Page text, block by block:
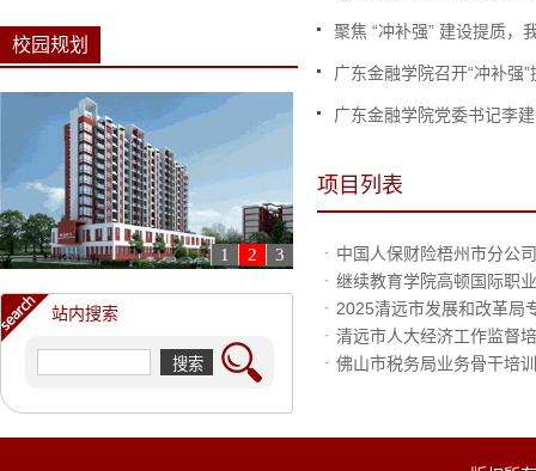
校园规划
1 2 3
站内搜索
聚焦 “冲补强” 建设提质，
广东金融学院召开“冲补强”
广东金融学院党委书记李
项目列表
· 中国人保财险梧州市分公
· 继续教育学院高顿国际职
· 2025清远市发展和改革局
· 清远市人大经济工作监督
· 佛山市税务局业务骨干培